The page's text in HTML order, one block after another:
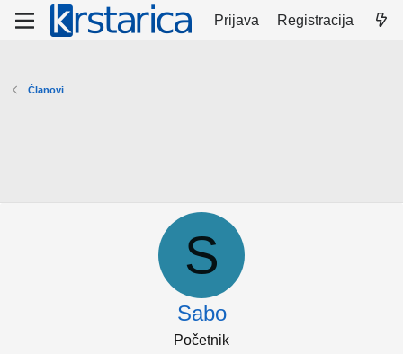
Prijava Registracija
Članovi
S
Sabo
Početnik